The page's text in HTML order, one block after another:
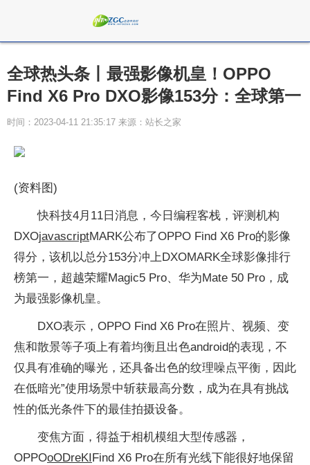
全球热头条丨最强影像机皇！OPPO
Find X6 Pro DXO影像153分：全球第一
时间：2023-04-11 21:35:17 来源：站长之家
(资料图)
快科技4月11日消息，今日编程客栈，评测机构
DXOjavascriptMARK公布了OPPO Find X6 Pro的影像
得分，该机以总分153分冲上DXOMARK全球影像排行
榜第一，超越荣耀Magic5 Pro、华为Mate 50 Pro，成
为最强影像机皇。
DXO表示，OPPO Find X6 Pro在照片、视频、变
焦和散景等子项上有着均衡且出色android的表现，不
仅具有准确的曝光，还具备出色的纹理噪点平衡，因此
在低暗光”使用场景中斩获最高分数，成为在具有挑战
性的低光条件下的最佳拍摄设备。
变焦方面，得益于相机模组大型传感器，
OPPOoODreKIFind X6 Pro在所有光线下能很好地保留